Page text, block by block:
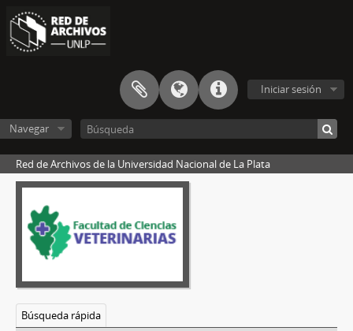
Iniciar sesión
Navegar
Red de Archivos de la Universidad Nacional de La Plata
Búsqueda rápida